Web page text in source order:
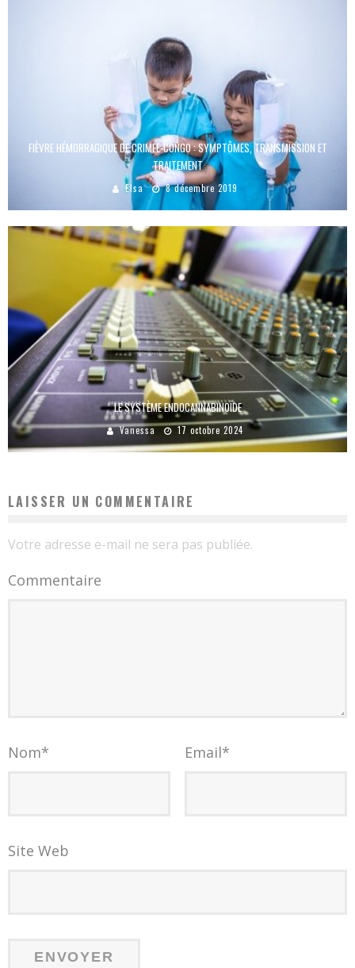
FIÈVRE HÉMORRAGIQUE DE CRIMÉE-CONGO : SYMPTÔMES, TRANSMISSION ET
TRAITEMENT
Elsa 8 décembre 2019
LE SYSTÈME ENDOCANNABINOÏDE
Vanessa 17 octobre 2024
LAISSER UN COMMENTAIRE
Votre adresse e-mail ne sera pas publiée.
Commentaire
Nom* Email*
Site Web